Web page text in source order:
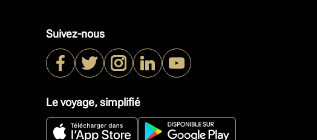
Suivez-nous
Le voyage, simplifié